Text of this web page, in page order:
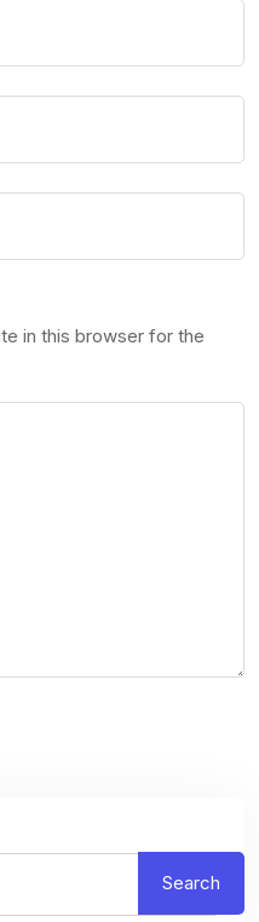
in this browser for the
Search